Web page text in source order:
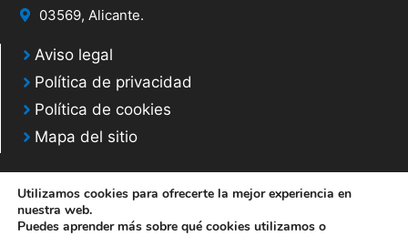
03569, Alicante.
Aviso legal
Política de privacidad
Política de cookies
Mapa del sitio
Utilizamos cookies para ofrecerte la mejor experiencia en
nuestra web.
Puedes aprender más sobre qué cookies utilizamos o